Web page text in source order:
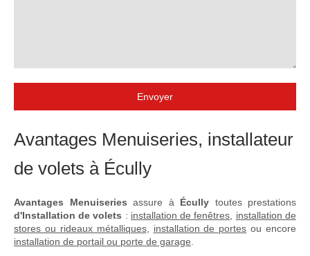
Envoyer
Avantages Menuiseries, installateur
de volets à Écully
Avantages Menuiseries assure à Écully toutes prestations
d'Installation de volets : installation de fenêtres, installation de
stores ou rideaux métalliques, installation de portes ou encore
installation de portail ou porte de garage.